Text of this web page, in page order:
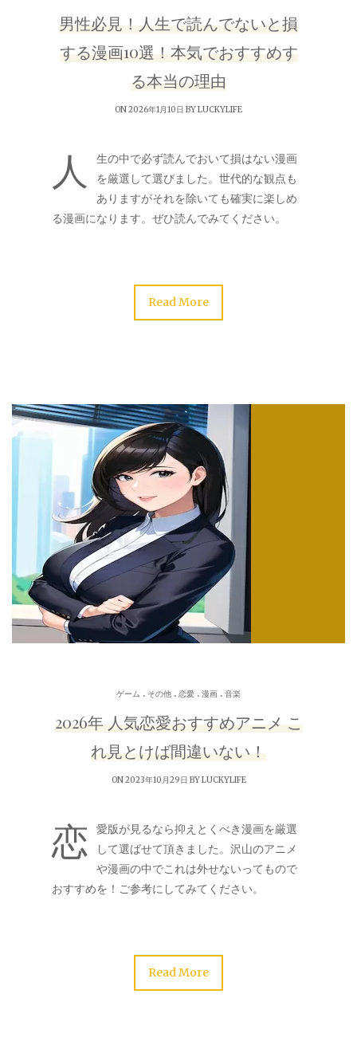
男性必見！人生で読んでないと損
する漫画10選！本気でおすすめす
る本当の理由
ON 2026年1月10日 BYLUCKYLIFE
人
生の中で必ず読んでおいて損はない漫画
を厳選して選びました。世代的な観点も
ありますがそれを除いても確実に楽しめ
る漫画になります。ぜひ読んでみてください。
Read More
ゲーム . その他 . 恋愛 . 漫画 . 音楽
2026年 人気恋愛おすすめアニメ こ
れ見とけば間違いない！
ON 2023年10月29日 BYLUCKYLIFE
恋
愛版が見るなら抑えとくべき漫画を厳選
して選ばせて頂きました。沢山のアニメ
や漫画の中でこれは外せないってもので
おすすめを！ご参考にしてみてください。
Read More